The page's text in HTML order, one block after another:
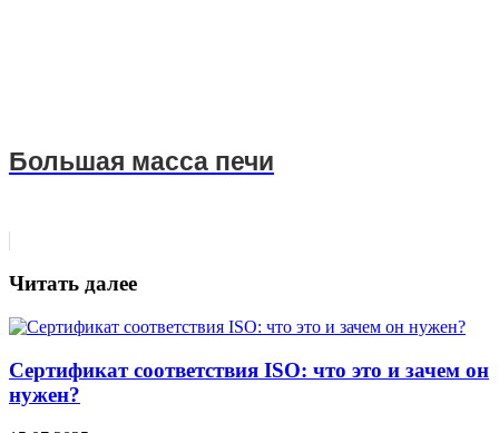
Большая масса печи
Читать далее
Сертификат соответствия ISO: что это и зачем он
нужен?